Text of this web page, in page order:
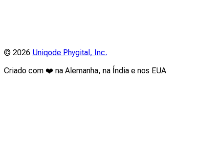
© 2026 Uniqode Phygital, Inc.
Criado com ❤️ na Alemanha, na Índia e nos EUA